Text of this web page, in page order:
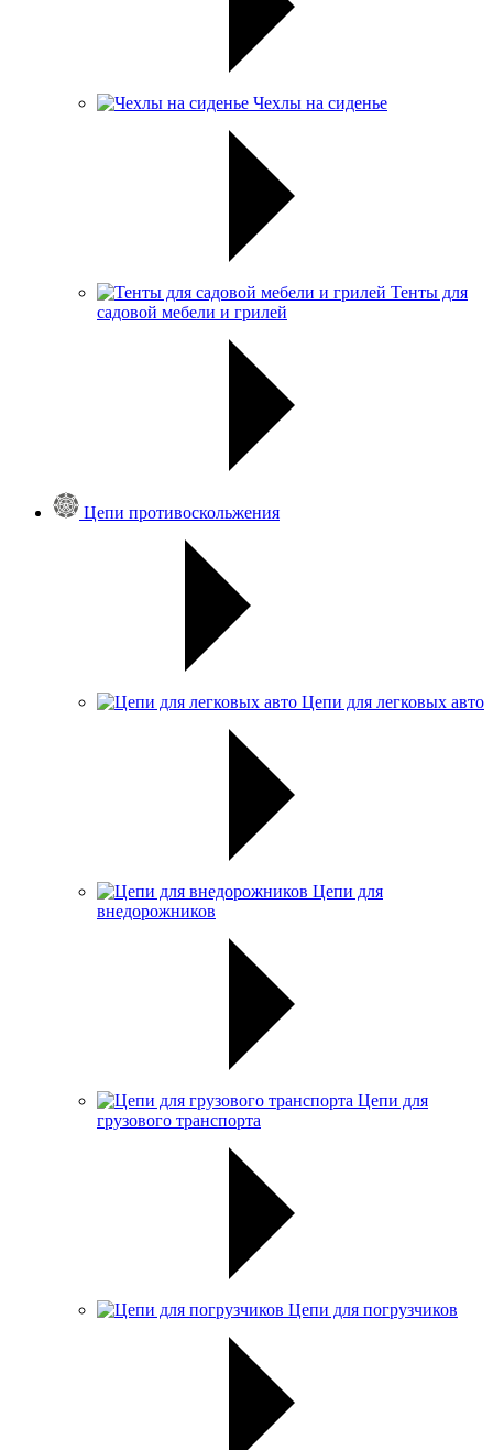
Чехлы на сиденье
Тенты для
садовой мебели и грилей
Цепи противоскольжения
Цепи для легковых авто
Цепи для
внедорожников
Цепи для
грузового транспорта
Цепи для погрузчиков